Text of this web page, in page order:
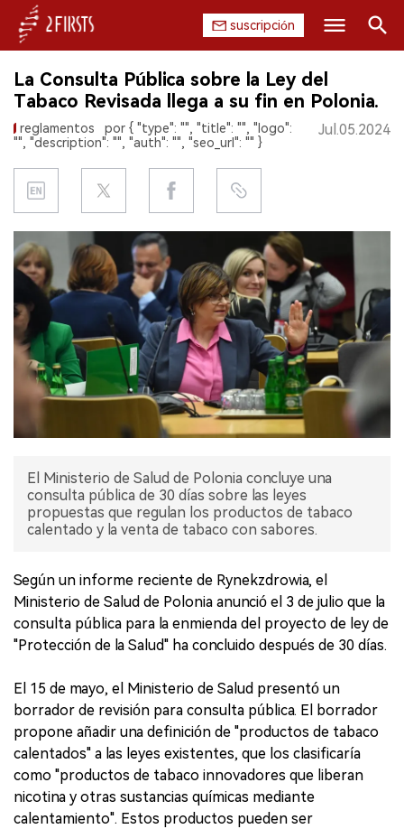
suscripción
INICIO
EMPRESA
PRODUCTO
CHINA
DATOS
EXPOSICIÓN
ENTREVISTA
La Consulta Pública sobre la Ley del
Tabaco Revisada llega a su fin en Polonia.
reglamentos
por { "type": "", "title": "", "logo":
"", "description": "", "auth": "", "seo_url": "" }
Jul.05.2024
El Ministerio de Salud de Polonia concluye una
consulta pública de 30 días sobre las leyes
propuestas que regulan los productos de tabaco
calentado y la venta de tabaco con sabores.
Según un informe reciente de Rynekzdrowia, el
Ministerio de Salud de Polonia anunció el 3 de julio que la
consulta pública para la enmienda del proyecto de ley de
"Protección de la Salud" ha concluido después de 30 días.
El 15 de mayo, el Ministerio de Salud presentó un
borrador de revisión para consulta pública. El borrador
propone añadir una definición de "productos de tabaco
calentados" a las leyes existentes, que los clasificaría
como "productos de tabaco innovadores que liberan
nicotina y otras sustancias químicas mediante
calentamiento". Estos productos pueden ser